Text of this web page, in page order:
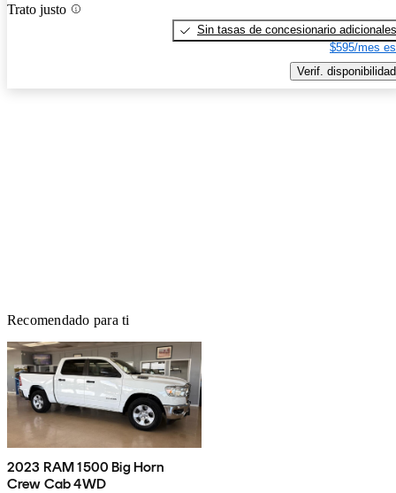
Trato justo
Sin tasas de concesionario adicionales
$595/mes
Verif. disponibilidad
Recomendado para ti
2023 RAM 1500 Big Horn
Crew Cab 4WD